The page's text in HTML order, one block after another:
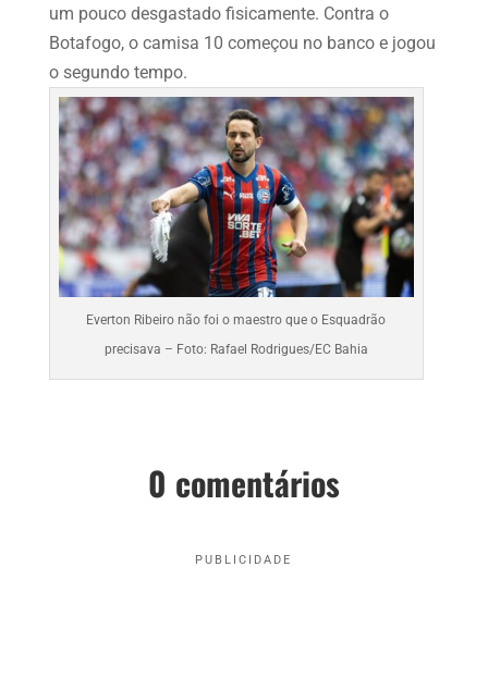
um pouco desgastado fisicamente. Contra o
Botafogo, o camisa 10 começou no banco e jogou
o segundo tempo.
Everton Ribeiro não foi o maestro que o Esquadrão
precisava – Foto: Rafael Rodrigues/EC Bahia
0 comentários
PUBLICIDADE